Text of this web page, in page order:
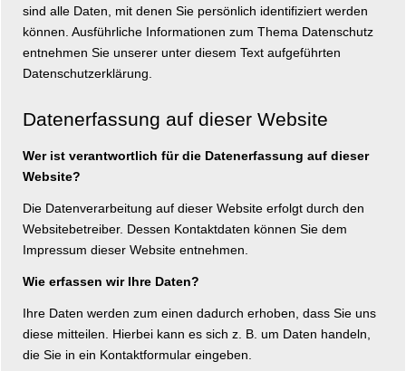
sind alle Daten, mit denen Sie persönlich identifiziert werden
können. Ausführliche Informationen zum Thema Datenschutz
entnehmen Sie unserer unter diesem Text aufgeführten
Datenschutzerklärung.
Datenerfassung auf dieser Website
Wer ist verantwortlich für die Datenerfassung auf dieser
Website?
Die Datenverarbeitung auf dieser Website erfolgt durch den
Websitebetreiber. Dessen Kontaktdaten können Sie dem
Impressum dieser Website entnehmen.
Wie erfassen wir Ihre Daten?
Ihre Daten werden zum einen dadurch erhoben, dass Sie uns
diese mitteilen. Hierbei kann es sich z. B. um Daten handeln,
die Sie in ein Kontaktformular eingeben.